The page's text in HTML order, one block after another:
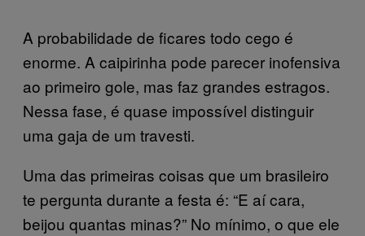
A probabilidade de ficares todo cego é
enorme. A caipirinha pode parecer inofensiva
ao primeiro gole, mas faz grandes estragos.
Nessa fase, é quase impossível distinguir
uma gaja de um travesti.
Uma das primeiras coisas que um brasileiro
te pergunta durante a festa é: “E aí cara,
beijou quantas minas?” No mínimo, o que ele